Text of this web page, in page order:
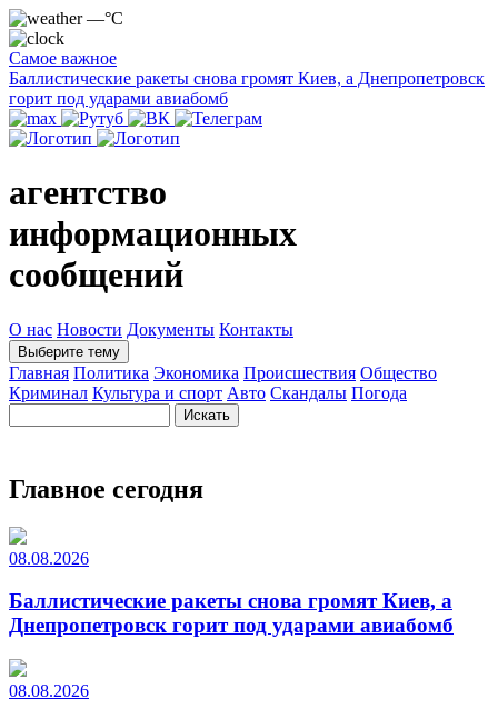
—°C
Самое важное
Баллистические ракеты снова громят Киев, а Днепропетровск
горит под ударами авиабомб
агентство
информационных
сообщений
О нас Новости Документы Контакты
Выберите тему
Главная Политика Экономика Происшествия Общество
Криминал Культура и спорт Авто Скандалы Погода
Главное сегодня
08.08.2026
Баллистические ракеты снова громят Киев, а
Днепропетровск горит под ударами авиабомб
08.08.2026